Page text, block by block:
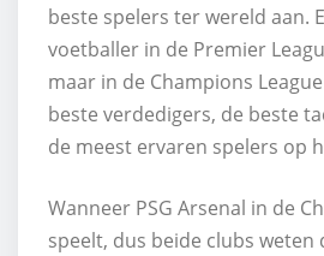
beste spelers ter wereld aan.
voetballer in de Premier
maar in de Champions
beste verdedigers, de beste
de meest ervaren spelers op
Wanneer PSG Arsenal in de
speelt, dus beide clubs